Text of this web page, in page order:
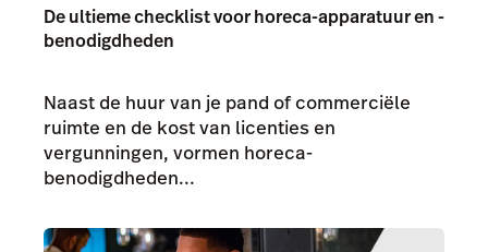
De ultieme checklist voor horeca-apparatuur en -
benodigdheden
Naast de huur van je pand of commerciële
ruimte en de kost van licenties en
vergunningen, vormen horeca-
benodigdheden...